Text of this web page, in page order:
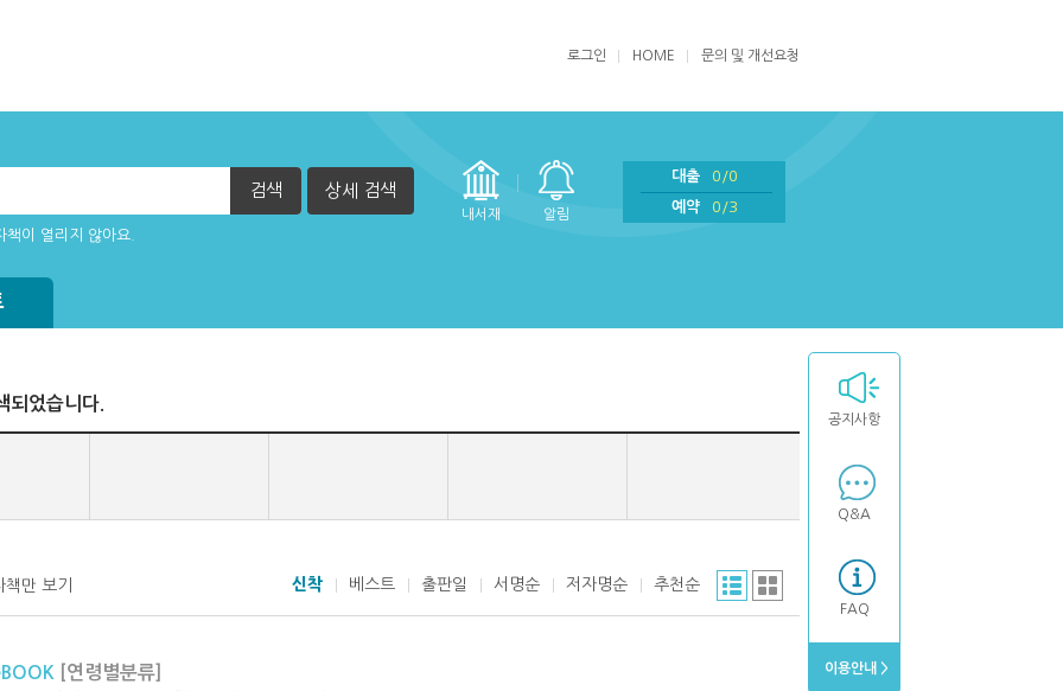
로그인 HOME 문의 및 개선요청
검색 상세 검색
내서재 알림
대출
0/0
예약
0/3
이 열리지 않아요.
공지사항
Q&A
FAQ
이용안내 >
되었습니다.
만 보기 신착 베스트 출판일 서명순 저자명순 추천순
[연령별분류]